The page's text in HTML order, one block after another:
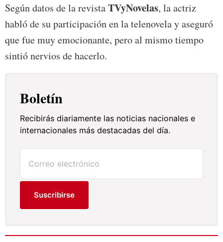
Según datos de la revistaTVyNovelas, la actriz
habló de su participación en la telenovela y aseguró
que fue muy emocionante, pero al mismo tiempo
sintió nervios de hacerlo.
Boletín
Recibirás diariamente las noticias nacionales e
internacionales más destacadas del día.
Suscribirse